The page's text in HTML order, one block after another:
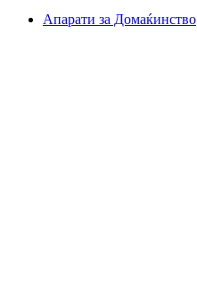
Апарати за Домаќинство